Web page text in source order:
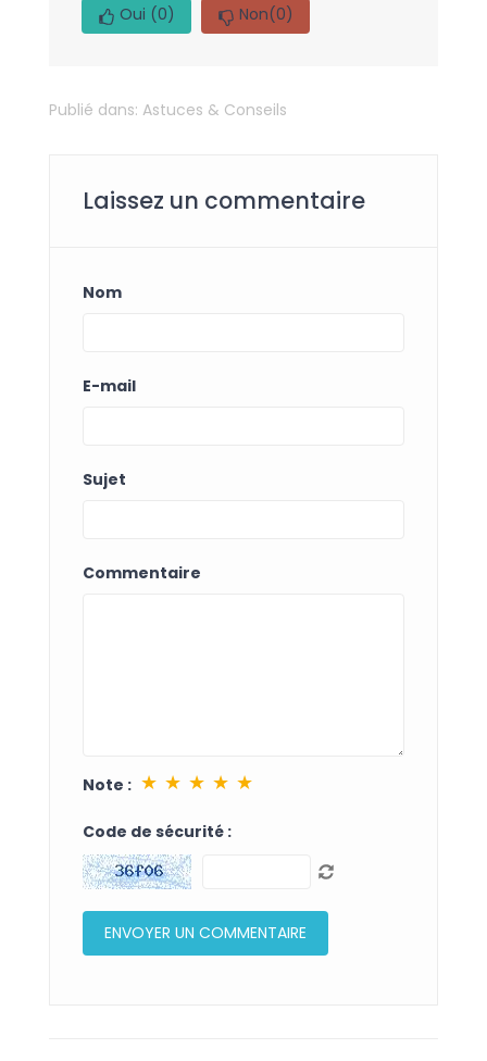
Oui (0) Non(0)
Publié dans: Astuces & Conseils
Laissez un commentaire
Nom
E-mail
Sujet
Commentaire
Note : ★ ★ ★ ★ ★
Code de sécurité :